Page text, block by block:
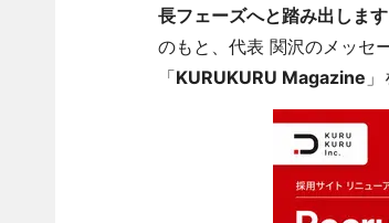
長フェーズへと踏み出します
のもと、代表 関沢のメッセ
「KURUKURU Magazine